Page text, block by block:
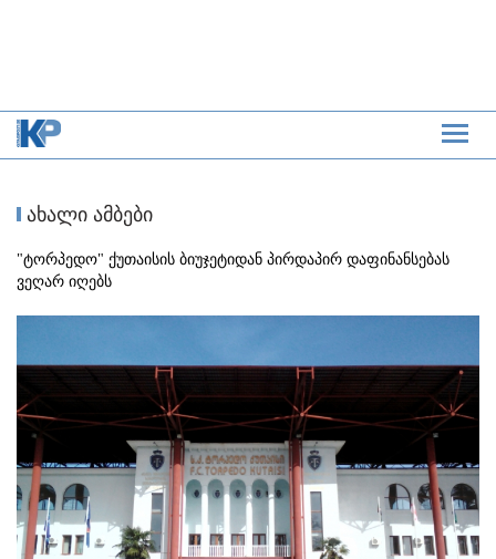
ახალი ამბები
"ტორპედო" ქუთაისის ბიუჯეტიდან პირდაპირ დაფინანსებას
ვეღარ იღებს